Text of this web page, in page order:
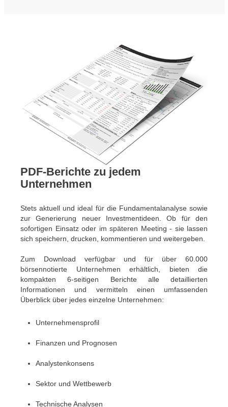
PDF-Berichte zu jedem
Unternehmen
Stets aktuell und ideal für die Fundamentalanalyse sowie
zur Generierung neuer Investmentideen. Ob für den
sofortigen Einsatz oder im späteren Meeting - sie lassen
sich speichern, drucken, kommentieren und weitergeben.
Zum Download verfügbar und für über 60.000
börsennotierte Unternehmen erhältlich, bieten die
kompakten 6-seitigen Berichte alle detaillierten
Informationen und vermitteln einen umfassenden
Überblick über jedes einzelne Unternehmen:
Unternehmensprofil
Finanzen und Prognosen
Analystenkonsens
Sektor und Wettbewerb
Technische Analysen